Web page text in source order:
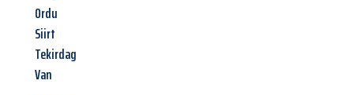
Ordu
Siirt
Tekirdag
Van